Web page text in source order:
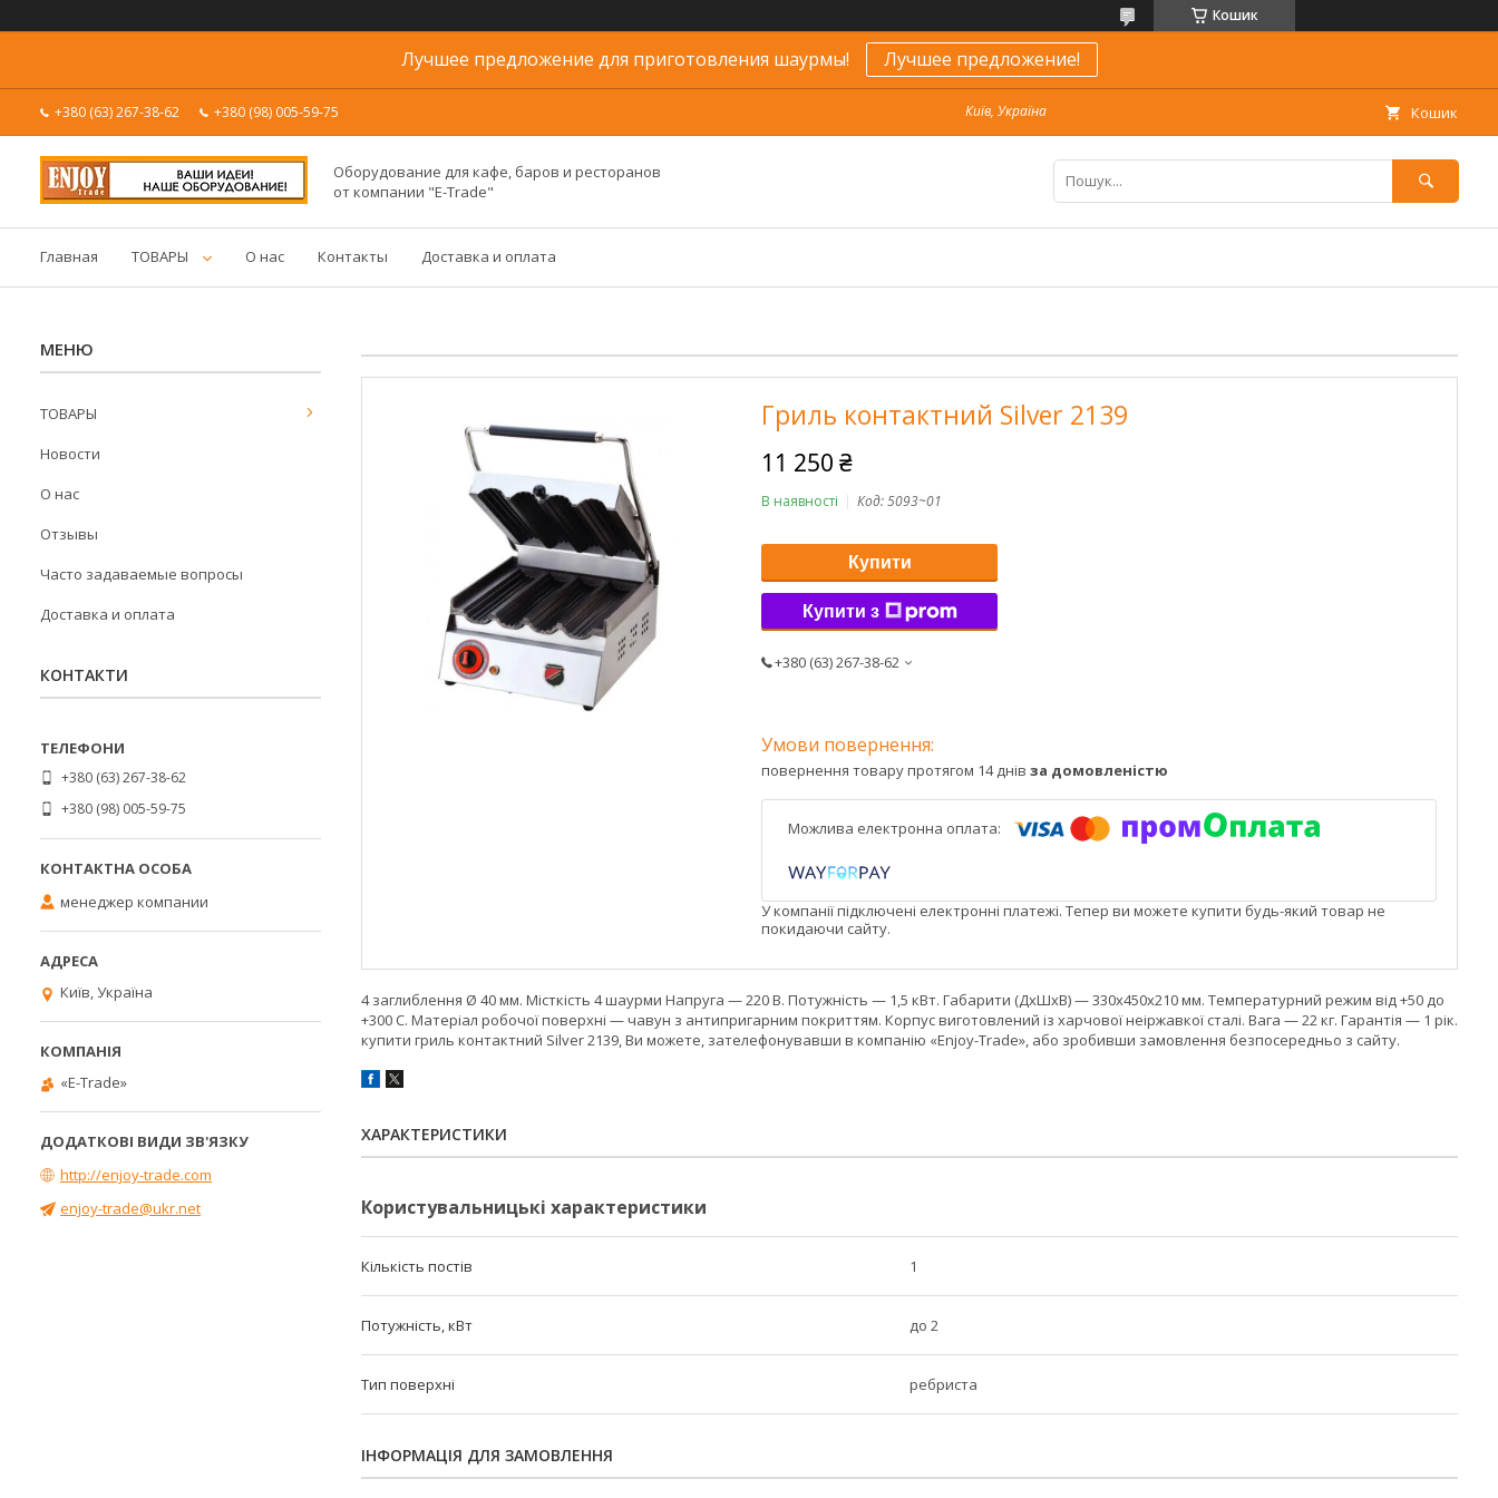
Кошик
Лучшее предложение для приготовления шаурмы! Лучшее предложение!
+380 (63) 267-38-62 +380 (98) 005-59-75 Київ, Україна Кошик
Оборудование для кафе, баров и ресторанов
от компании "E-Trade"
Главная ТОВАРЫ О нас Контакты Доставка и оплата
Гриль контактний Silver 2139
11 250 ₴
В наявності Код:5093~01
Купити
Купити з
+380 (63) 267-38-62
повернення товару протягом 14 днів за домовленістю
У компанії підключені електронні платежі. Тепер ви можете купити будь-який товар не
покидаючи сайту.
4 заглиблення Ø 40 мм. Місткість 4 шаурми Напруга — 220 В. Потужність — 1,5 кВт. Габарити (ДхШхВ) — 330x450x210 мм. Температурний режим від +50 до
+300 С. Матеріал робочої поверхні — чавун з антипригарним покриттям. Корпус виготовлений із харчової неіржавкої сталі. Вага — 22 кг. Гарантія — 1 рік.
купити гриль контактний Silver 2139, Ви можете, зателефонувавши в компанію «Enjoy-Trade», або зробивши замовлення безпосередньо з сайту.
ХАРАКТЕРИСТИКИ
Користувальницькі характеристики
Кількість постів 1
Потужність, кВт до 2
Тип поверхні ребриста
ІНФОРМАЦІЯ ДЛЯ ЗАМОВЛЕННЯ
ТОВАРЫ
Новости
О нас
Отзывы
Часто задаваемые вопросы
Доставка и оплата
КОНТАКТИ
+380 (63) 267-38-62
+380 (98) 005-59-75
менеджер компании
Київ, Україна
«E-Trade»
http://enjoy-trade.com
enjoy-trade@ukr.net